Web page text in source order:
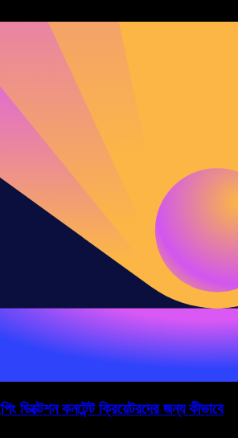
ডিক্টেশন কনটেন্ট ক্রিয়েটরদের জন্য কীভাবে